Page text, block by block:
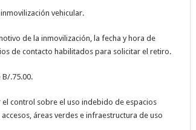
vehicular.
de la inmovilización, la fecha y hora de
de contacto habilitados para solicitar el retiro.
.75.00.
control sobre el uso indebido de espacios
áreas verdes e infraestructura de uso